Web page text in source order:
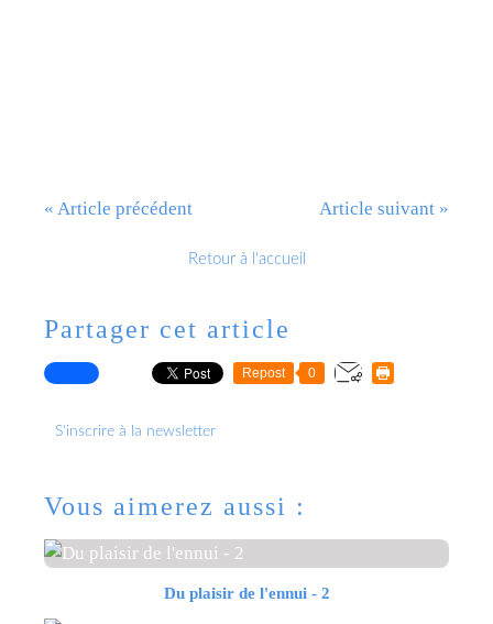
« Article précédent Article suivant »
Retour à l'accueil
Partager cet article
Repost 0
S'inscrire à la newsletter
Vous aimerez aussi :
Du plaisir de l'ennui - 2